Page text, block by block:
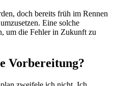
doch bereits früh im Rennen
Eine solche
um die Fehler in Zukunft zu
Vorbereitung?